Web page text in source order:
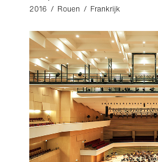
2016 / Rouen / Frankrijk